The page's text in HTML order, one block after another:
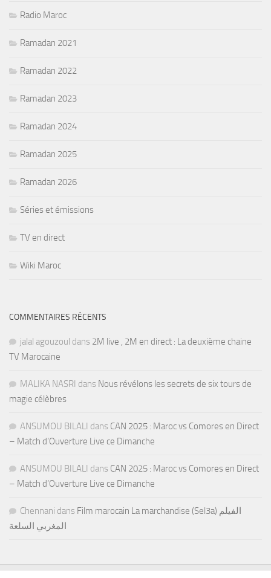
Radio Maroc
Ramadan 2021
Ramadan 2022
Ramadan 2023
Ramadan 2024
Ramadan 2025
Ramadan 2026
Séries et émissions
TV en direct
Wiki Maroc
COMMENTAIRES RÉCENTS
jalal agouzoul dans 2M live , 2M en direct : La deuxième chaine
TV Marocaine
MALIKA NASRI dans Nous révélons les secrets de six tours de
magie célèbres
ANSUMOU BILALI dans CAN 2025 : Maroc vs Comores en Direct
– Match d’Ouverture Live ce Dimanche
ANSUMOU BILALI dans CAN 2025 : Maroc vs Comores en Direct
– Match d’Ouverture Live ce Dimanche
Chennani dans Film marocain La marchandise (Sel3a) الفيلم
المغربي السلعة